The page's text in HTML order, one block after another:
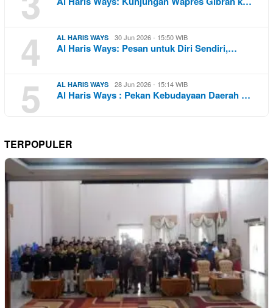
4 AL HARIS WAYS 30 Jun 2026 - 15:50 WIB
Al Haris Ways: Pesan untuk Diri Sendiri,…
5 AL HARIS WAYS 28 Jun 2026 - 15:14 WIB
Al Haris Ways : Pekan Kebudayaan Daerah …
TERPOPULER